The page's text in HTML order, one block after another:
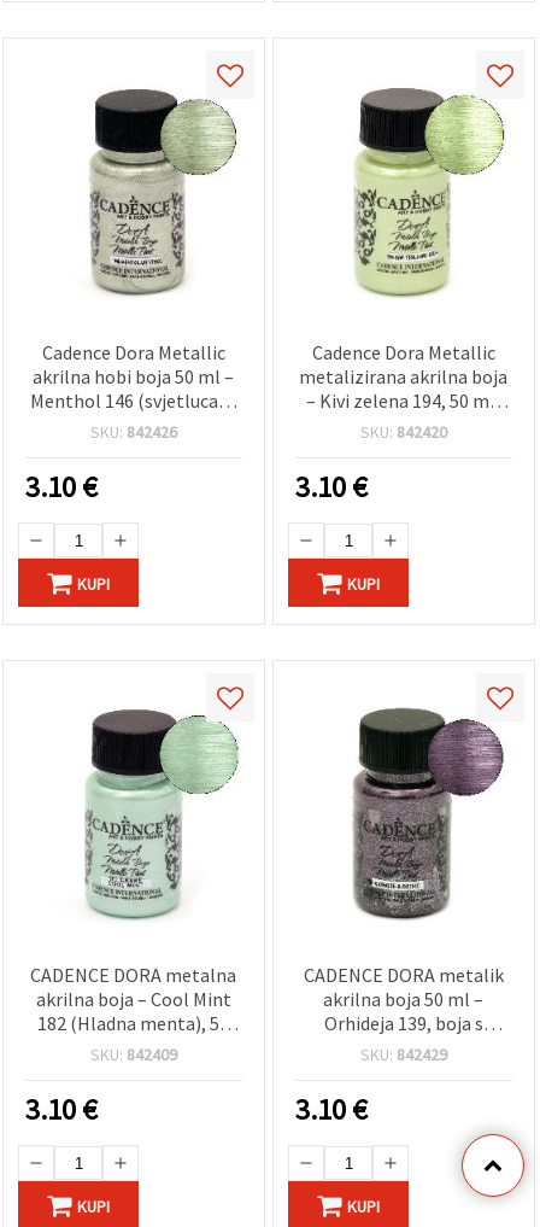
Cadence Dora Metallic
akrilna hobi boja 50 ml –
Menthol 146 (svjetlucava
mint zelena), na bazi
SKU: 842426
3.10€
KUPI
Cadence Dora Metallic
metalizirana akrilna boja
– Kivi zelena 194, 50 ml,
na bazi vode, brzosušeća,
završetak za hobi, platno,
drvo, papir i uradi sam
(DIY)
SKU: 842420
3.10€
KUPI
CADENCE DORA metalna
akrilna boja – Cool Mint
182 (Hladna menta), 50
ml, na bazi vode,
površine, sa svjetlucavim
završetkom – za hobi/DIY,
platno, drvo, papir
SKU: 842409
3.10€
KUPI
CADENCE DORA metalik
akrilna boja 50 ml –
Orhideja 139, boja s
metalik efektom za hobi,
dekorativno slikanje na
platnu, drvu i papiru
SKU: 842429
3.10€
KUPI